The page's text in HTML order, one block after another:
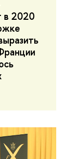
в 2020